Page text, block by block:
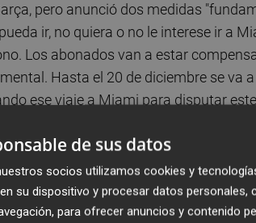
pero anunció dos medidas
ir, no quiera o no le interese ir a
Los abonados van a estar
Hasta el 20 de diciembre se va
ese viaje a Miami para disputar
después de que este lunes la
autorizar que el Villarreal CF-FC
tal y como han solicitado ambos
de sus datos
socios utilizamos cookies y
su dispositivo y procesar datos personales,
para ofrecer anuncios y contenido